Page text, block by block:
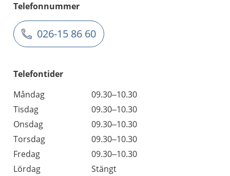
Telefonnummer
026-15 86 60
Telefontider
Måndag
09.30–10.30
Tisdag
09.30–10.30
Onsdag
09.30–10.30
Torsdag
09.30–10.30
Fredag
09.30–10.30
Lördag
Stängt